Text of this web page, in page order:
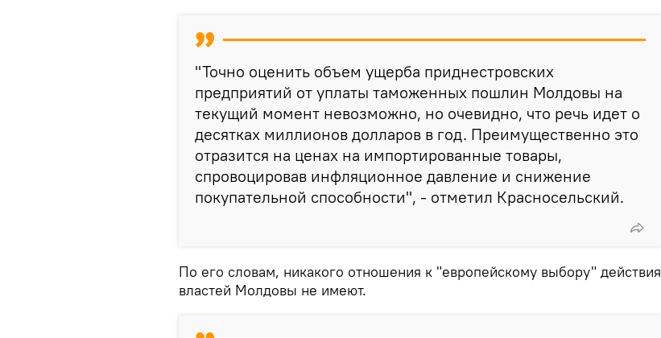
"Точно оценить объем ущерба приднестровских
предприятий от уплаты таможенных пошлин Молдовы на
текущий момент невозможно, но очевидно, что речь идет о
десятках миллионов долларов в год. Преимущественно это
отразится на ценах на импортированные товары,
спровоцировав инфляционное давление и снижение
покупательной способности", - отметил Красносельский.
По его словам, никакого отношения к "европейскому выбору" действия
властей Молдовы не имеют.